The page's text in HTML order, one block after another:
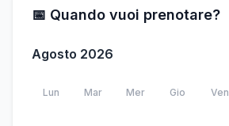
📅 Quando vuoi prenotare?
Agosto 2026
Lun Mar Mer Gio Ven